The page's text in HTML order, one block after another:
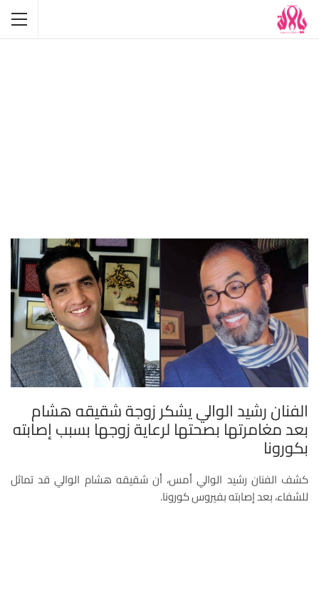
الفنان رشيد الوالي يشكر زوجة شقيقه هشام
بعد مغامرتها بصحتها لرعاية زوجها بسبب إصابته
بكورونا
كشف الفنان رشيد الوالي أمس، أن شقيقه هشام الوالي قد تماثل
للشفاء، بعد إصابته بفيروس كورونا.